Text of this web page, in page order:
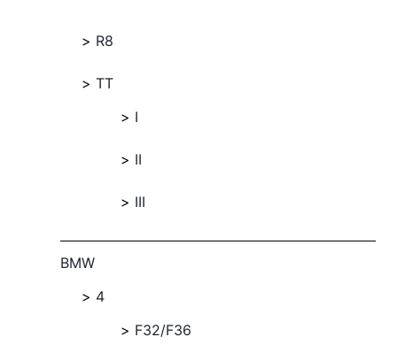
R8
TT
I
II
III
BMW
4
F32/F36